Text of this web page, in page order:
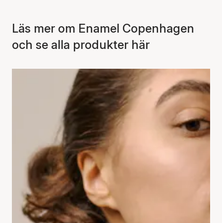
Läs mer om Enamel Copenhagen
och se alla produkter här